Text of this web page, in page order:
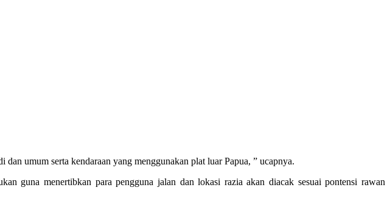
umum serta kendaraan yang menggunakan plat luar Papua, ” ucapnya.
guna menertibkan para pengguna jalan dan lokasi razia akan diacak sesuai pontensi rawan